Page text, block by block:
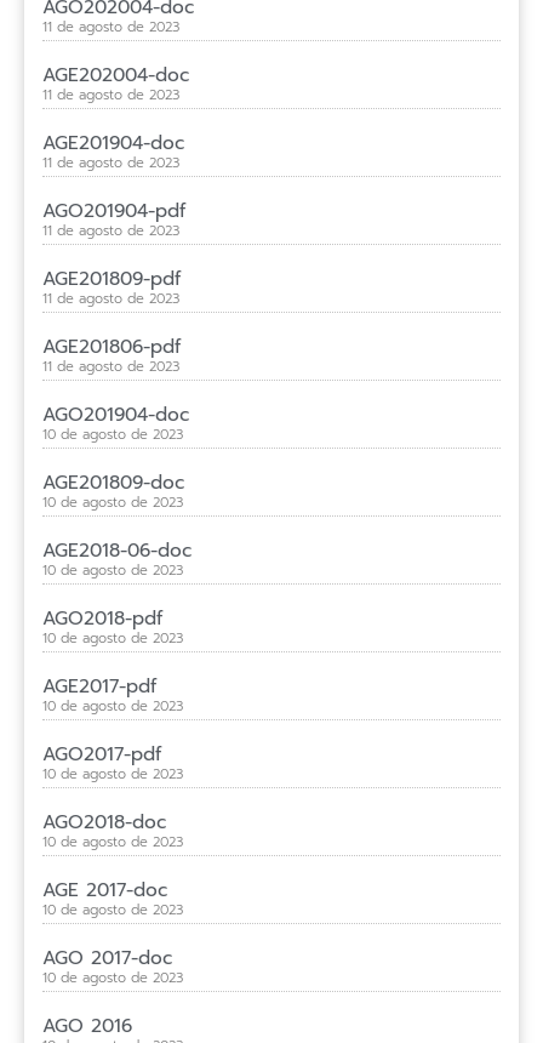
AGO202004-doc
11 de agosto de 2023
AGE202004-doc
11 de agosto de 2023
AGE201904-doc
11 de agosto de 2023
AGO201904-pdf
11 de agosto de 2023
AGE201809-pdf
11 de agosto de 2023
AGE201806-pdf
11 de agosto de 2023
AGO201904-doc
10 de agosto de 2023
AGE201809-doc
10 de agosto de 2023
AGE2018-06-doc
10 de agosto de 2023
AGO2018-pdf
10 de agosto de 2023
AGE2017-pdf
10 de agosto de 2023
AGO2017-pdf
10 de agosto de 2023
AGO2018-doc
10 de agosto de 2023
AGE 2017-doc
10 de agosto de 2023
AGO 2017-doc
10 de agosto de 2023
AGO 2016